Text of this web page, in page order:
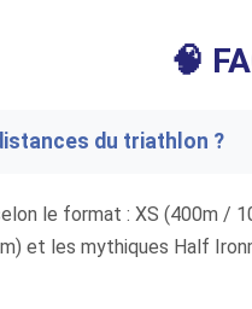
🧠
du triathlon ?
le format : XS (400m /
et les mythiques Half